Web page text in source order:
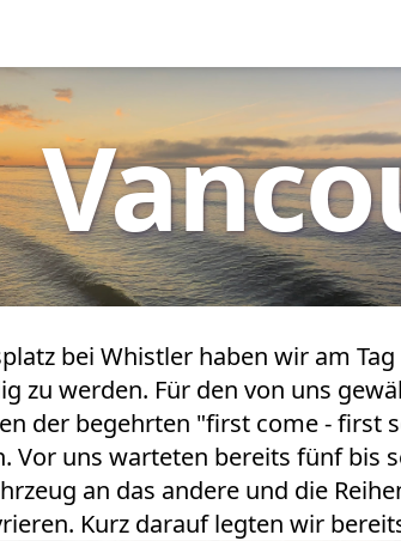
bei Whistler haben wir am
zu werden. Für den von uns
der begehrten "first come - first
Vor uns warteten bereits fünf bis
an das andere und die
Kurz darauf legten wir